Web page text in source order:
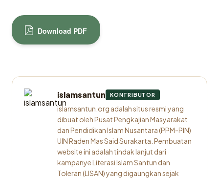
Download PDF
islamsantun KONTRIBUTOR
islamsantun.org adalah situs resmi yang
dibuat oleh Pusat Pengkajian Masyarakat
dan Pendidikan Islam Nusantara (PPM-PIN)
UIN Raden Mas Said Surakarta. Pembuatan
website ini adalah tindak lanjut dari
kampanye Literasi Islam Santun dan
Toleran (LISAN) yang digaungkan sejak